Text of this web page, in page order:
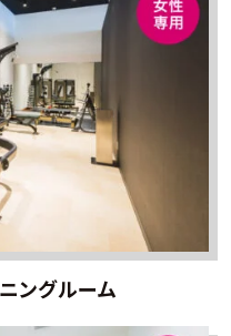
ングルーム